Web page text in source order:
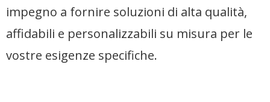
impegno a fornire soluzioni di alta qualità,
affidabili e personalizzabili su misura per le
vostre esigenze specifiche.